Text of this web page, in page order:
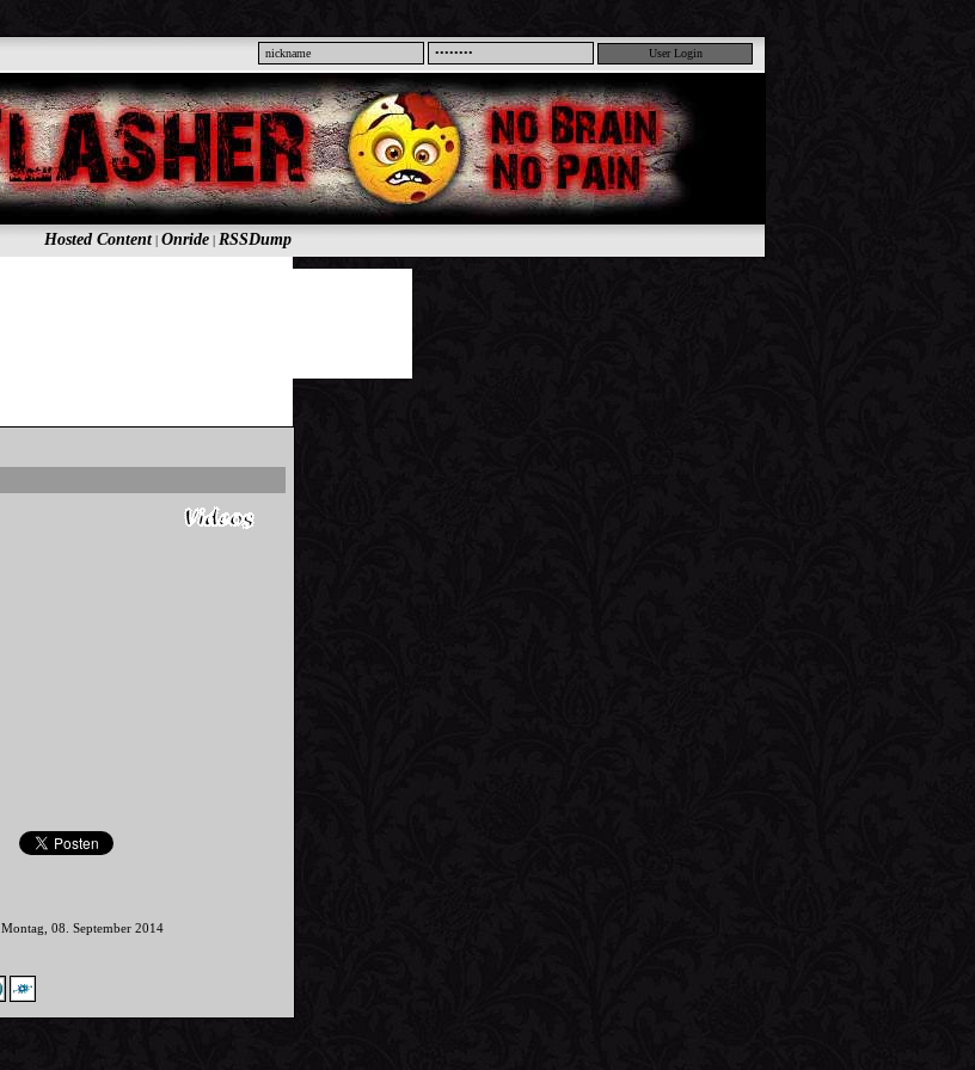
Hosted Content| Onride| RSSDump
08. September 2014